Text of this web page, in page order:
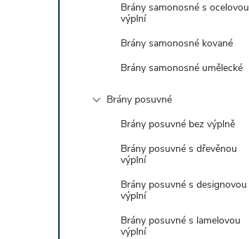
Brány samonosné s ocelovou
výplní
Brány samonosné kované
Brány samonosné umělecké
Brány posuvné
Brány posuvné bez výplně
Brány posuvné s dřevěnou
výplní
Brány posuvné s designovou
výplní
Brány posuvné s lamelovou
výplní